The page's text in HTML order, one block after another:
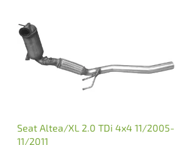
Seat Altea/XL 2.0 TDi 4x4 11/2005-
11/2011